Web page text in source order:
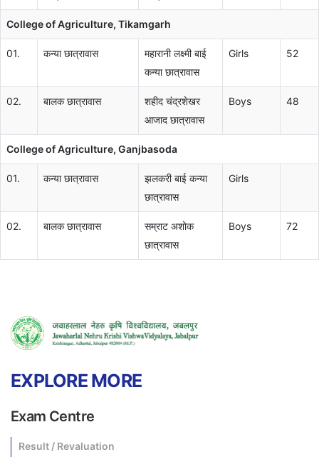
College of Agriculture, Tikamgarh
01. कन्या छात्रावास
महारानी लक्ष्मी बाई
कन्या छात्रावास
Girls 52
02. बालक छात्रावास
शहीद चंद्रशेखर
आजाद छात्रावास
Boys 48
College of Agriculture, Ganjbasoda
01. कन्या छात्रावास
झलकरी बाई कन्या
छात्रावास
Girls
02. बालक छात्रावास
सम्राट अशोक
छात्रावास
Boys 72
EXPLORE MORE
Exam Centre
Result / Revaluation